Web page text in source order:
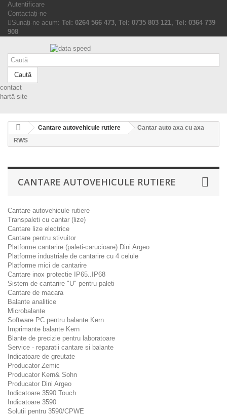
Autentificare
Contactați-ne
Sunați-ne acum: Tel: 0264 566 473, Tel: 0735 803 121, Tel: 0364 739
908
Caută
contact
hartă site
Cantare autovehicule rutiere
Cantar auto axa cu axa
RWS
CANTARE AUTOVEHICULE RUTIERE
Cantare autovehicule rutiere
Transpaleti cu cantar (lize)
Cantare lize electrice
Cantare pentru stivuitor
Platforme cantarire (paleti-carucioare) Dini Argeo
Platforme industriale de cantarire cu 4 celule
Platforme mici de cantarire
Cantare inox protectie IP65..IP68
Sistem de cantarire "U" pentru paleti
Cantare de macara
Balante analitice
Microbalante
Software PC pentru balante Kern
Imprimante balante Kern
Blante de precizie pentru laboratoare
Service - reparatii cantare si balante
Indicatoare de greutate
Producator Zemic
Producator Kern& Sohn
Producator Dini Argeo
Indicatoare 3590 Touch
Indicatoare 3590
Solutii pentru 3590/CPWE